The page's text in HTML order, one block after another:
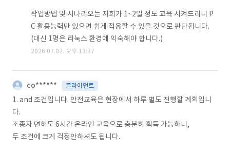
작업방법 및 시나리오는 저희가 1~2일 정도 교육 시켜드리니 P
C 활용능력만 있으면 쉽게 적응할 수 있을 것으로 판단됩니다.
(대신 1명은 리눅스 환경에 익숙해야 합니다.)
2026.07.02. 오후 13:37
co****** 클라이언트
1. and 조건입니다. 안전교육은 현장에서 하루 별도 진행할 계획입니
다.
조종자 면허도 6시간 온라인 교육으로 충분히 획득 가능하니,
두 조건에 크게 걱정안하셔도 됩니다.